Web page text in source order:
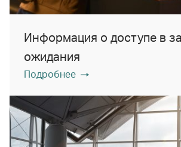
Информация о доступе в
ожидания
Подробнее